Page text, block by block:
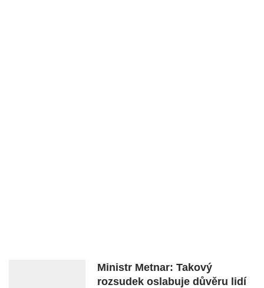
Ministr Metnar: Takový
rozsudek oslabuje důvěru lidí